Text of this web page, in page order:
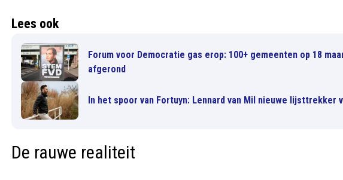
Lees ook
Forum voor Democratie gas erop: 100+ gemeenten op 18
afgerond
In het spoor van Fortuyn: Lennard van Mil nieuwe lijsttrekker
De rauwe realiteit